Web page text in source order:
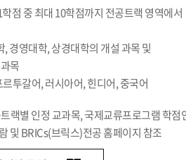
점 중 최대 10학점까지 전공트랙 영역에서
경영대학, 상경대학의 개설 과목 및
목
투갈어, 러시아어, 힌디어, 중국어
랙별 인정 교과목, 국제교류프로그램 학점
및 BRICs(브릭스)전공 홈페이지 참조